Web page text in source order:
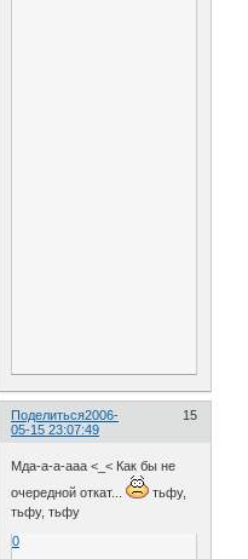
Поделиться 15
2006-
05-15 23:07:49
Мда-а-а-ааа <_< Как бы не
очередной откат...
тьфу,
тьфу, тьфу
0